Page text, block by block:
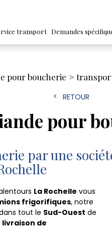
transport Demandes
pour boucherie
RETOUR
pour
par une
La Rochelle vous
frigorifiques, notre
tout le Sud-Ouest de
livraison de